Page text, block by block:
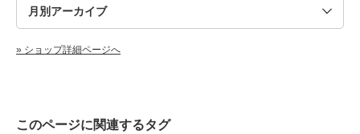
» ショップ詳細ページへ
このページに関連するタグ